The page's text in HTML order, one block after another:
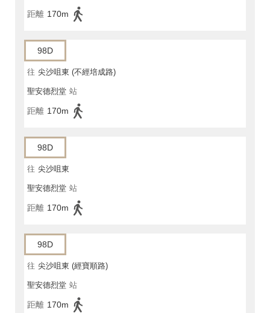
距離 170m
98D
往 尖沙咀東 (不經培成路)
聖安德烈堂 站
距離 170m
98D
往 尖沙咀東
聖安德烈堂 站
距離 170m
98D
往 尖沙咀東 (經寶順路)
聖安德烈堂 站
距離 170m